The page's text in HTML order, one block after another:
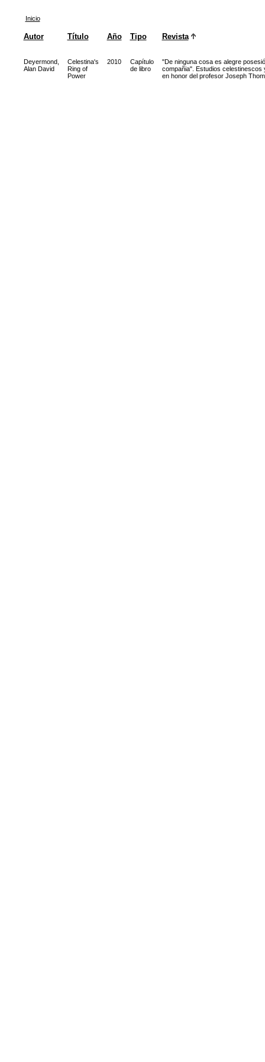
Inicio
Autor Título Año Tipo Revista
Deyermond,
Alan David
Celestina's
Ring of
Power
2010
Capítulo
de libro
"De ninguna cosa es alegre
compañia". Estudios celestinescos
en honor del profesor Joseph